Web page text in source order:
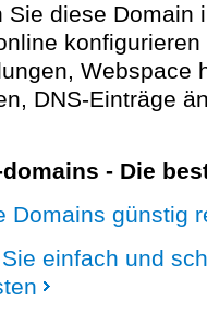
Sie diese Domain
Webspace
DNS-Einträge
- Die
Domains günstig
einfach und